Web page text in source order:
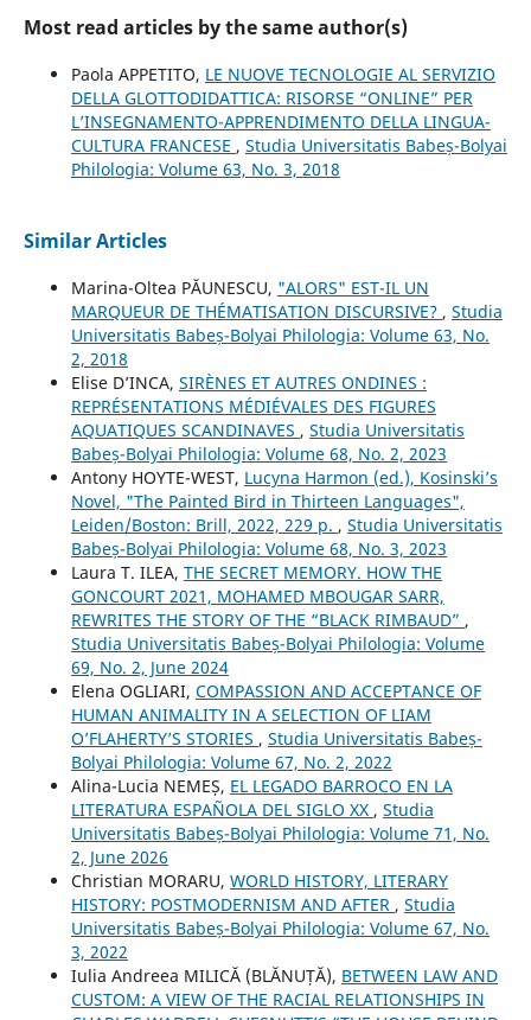
Most read articles by the same author(s)
Paola APPETITO, LE NUOVE TECNOLOGIE AL SERVIZIO
DELLA GLOTTODIDATTICA: RISORSE “ONLINE” PER
L’INSEGNAMENTO-APPRENDIMENTO DELLA LINGUA-
CULTURA FRANCESE , Studia Universitatis Babeș-Bolyai
Philologia: Volume 63, No. 3, 2018
Similar Articles
Marina-Oltea PĂUNESCU, "ALORS" EST-IL UN
MARQUEUR DE THÉMATISATION DISCURSIVE? , Studia
Universitatis Babeș-Bolyai Philologia: Volume 63, No.
2, 2018
Elise D’INCA, SIRÈNES ET AUTRES ONDINES :
REPRÉSENTATIONS MÉDIÉVALES DES FIGURES
AQUATIQUES SCANDINAVES , Studia Universitatis
Babeș-Bolyai Philologia: Volume 68, No. 2, 2023
Antony HOYTE-WEST, Lucyna Harmon (ed.), Kosinski’s
Novel, "The Painted Bird in Thirteen Languages",
Leiden/Boston: Brill, 2022, 229 p. , Studia Universitatis
Babeș-Bolyai Philologia: Volume 68, No. 3, 2023
Laura T. ILEA, THE SECRET MEMORY. HOW THE
GONCOURT 2021, MOHAMED MBOUGAR SARR,
REWRITES THE STORY OF THE “BLACK RIMBAUD” ,
Studia Universitatis Babeș-Bolyai Philologia: Volume
69, No. 2, June 2024
Elena OGLIARI, COMPASSION AND ACCEPTANCE OF
HUMAN ANIMALITY IN A SELECTION OF LIAM
O’FLAHERTY’S STORIES , Studia Universitatis Babeș-
Bolyai Philologia: Volume 67, No. 2, 2022
Alina-Lucia NEMEȘ, EL LEGADO BARROCO EN LA
LITERATURA ESPAÑOLA DEL SIGLO XX , Studia
Universitatis Babeș-Bolyai Philologia: Volume 71, No.
2, June 2026
Christian MORARU, WORLD HISTORY, LITERARY
HISTORY: POSTMODERNISM AND AFTER , Studia
Universitatis Babeș-Bolyai Philologia: Volume 67, No.
3, 2022
Iulia Andreea MILICĂ (BLĂNUȚĂ), BETWEEN LAW AND
CUSTOM: A VIEW OF THE RACIAL RELATIONSHIPS IN